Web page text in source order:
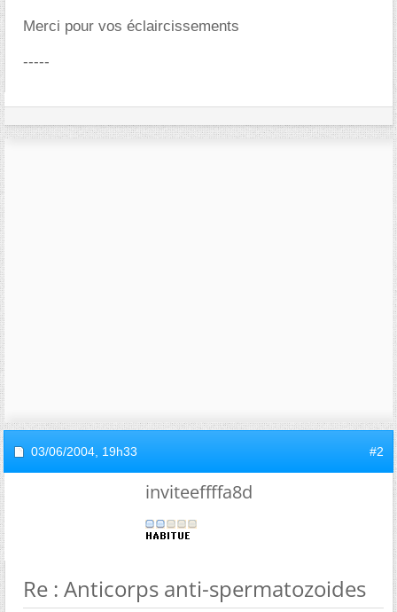
Merci pour vos éclaircissements
-----
03/06/2004, 19h33 #2
inviteeffffa8d
Re : Anticorps anti-spermatozoides